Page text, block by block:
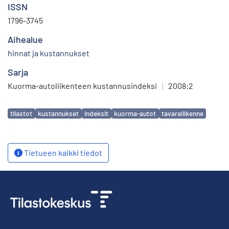
ISSN
1796-3745
Aihealue
hinnat ja kustannukset
Sarja
Kuorma-autoliikenteen kustannusindeksi | 2008:2
Avainsanat
tilastot kustannukset indeksit kuorma-autot tavaraliikenne
Tietueen kaikki tiedot